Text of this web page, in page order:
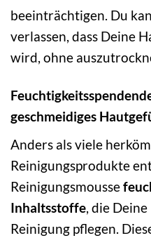
beeinträchtigen. Du
verlassen, dass Deine
wird, ohne
geschmeidiges
Anders als viele
Reinigungsprodukte
Reinigungsmousse
Inhaltsstoffe, die
Reinigung pflegen.